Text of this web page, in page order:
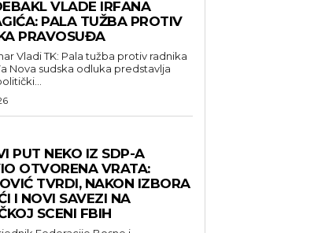
VLADE IRFANA
PALA TUŽBA PROTIV
PRAVOSUĐA
Vladi TK: Pala tužba protiv radnika
PUT NEKO IZ SDP-A
OTVORENA VRATA:
TVRDI, NAKON IZBORA
I NOVI SAVEZI NA
SCENI FBIH